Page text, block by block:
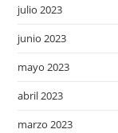
julio 2023
junio 2023
mayo 2023
abril 2023
marzo 2023